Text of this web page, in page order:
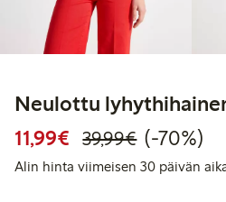
Neulottu
11,99€ Alennettu
39,99€70%
(-70%)
Alin hinta viimeisen 30 päivän